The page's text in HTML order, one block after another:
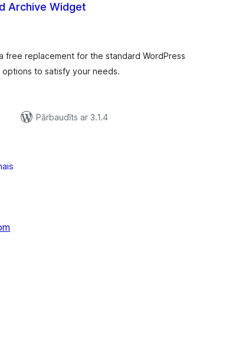
Archive Widget
free replacement for the standard WordPress
to satisfy your needs.
Pārbaudīts ar 3.1.4